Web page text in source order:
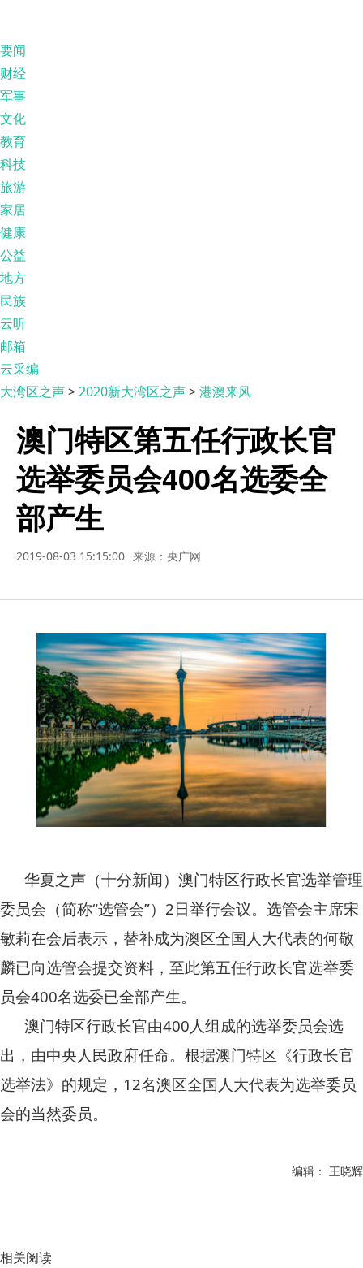
要闻
财经
军事
文化
教育
科技
旅游
家居
健康
公益
地方
民族
云听
邮箱
云采编
大湾区之声>2020新大湾区之声>港澳来风
澳门特区第五任行政长官
选举委员会400名选委全
部产生
2019-08-03 15:15:00 来源：央广网
华夏之声（十分新闻）澳门特区行政长官选举管理
委员会（简称“选管会”）2日举行会议。选管会主席宋
敏莉在会后表示，替补成为澳区全国人大代表的何敬
麟已向选管会提交资料，至此第五任行政长官选举委
员会400名选委已全部产生。
澳门特区行政长官由400人组成的选举委员会选
出，由中央人民政府任命。根据澳门特区《行政长官
选举法》的规定，12名澳区全国人大代表为选举委员
会的当然委员。
编辑： 王晓辉
相关阅读